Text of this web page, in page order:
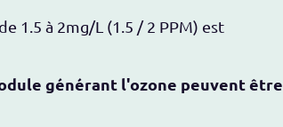
1.5 à 2mg/L (1.5 / 2 PPM) est
générant l'ozone peuvent être